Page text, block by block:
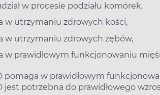
w procesie podziału komórek,
w utrzymaniu zdrowych kości,
w utrzymaniu zdrowych zębów,
w prawidłowym funkcjonowaniu
pomaga w prawidłowym
jest potrzebna do prawidłowego